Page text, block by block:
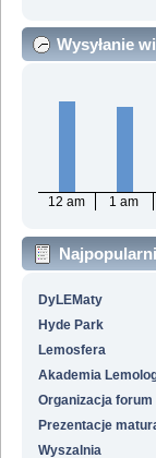
Wysyłanie
12 am 1 am
DyLEMaty
Hyde Park
Lemosfera
Akademia
Organizacja forum
Prezentacje
Wyszalnia